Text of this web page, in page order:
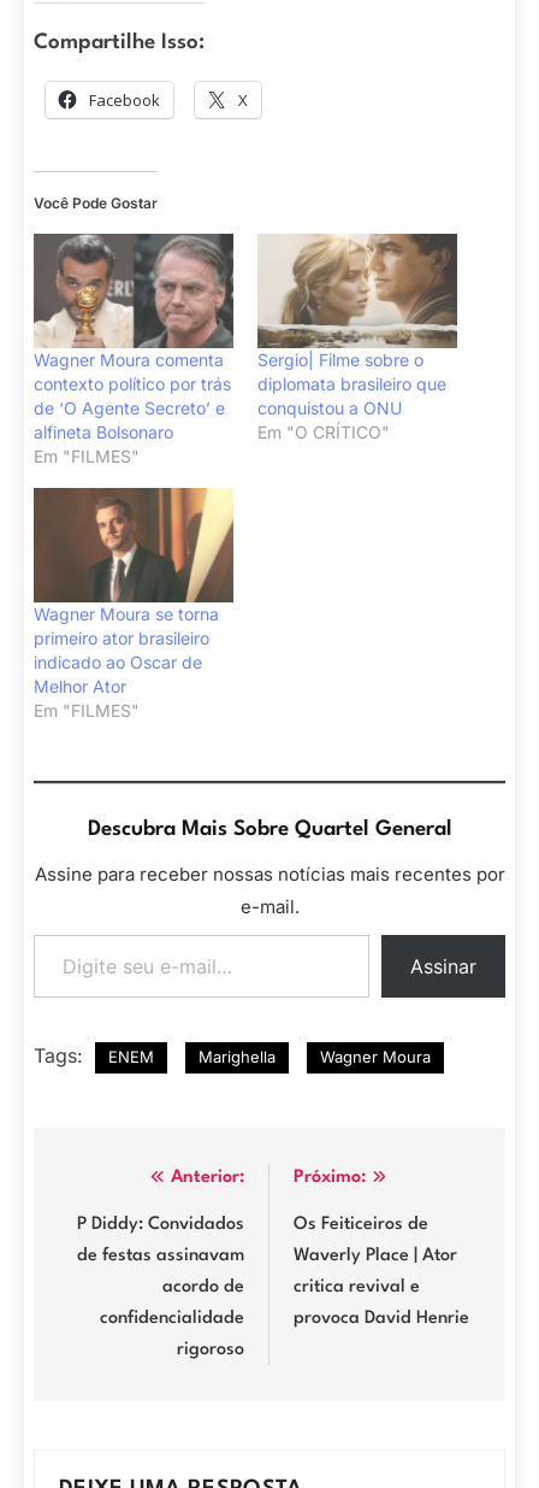
Compartilhe Isso:
Facebook X
Você Pode Gostar
Wagner Moura comenta
contexto político por trás
de ‘O Agente Secreto’ e
alfineta Bolsonaro
Em "FILMES"
Sergio| Filme sobre o
diplomata brasileiro que
conquistou a ONU
Em "O CRÍTICO"
Wagner Moura se torna
primeiro ator brasileiro
indicado ao Oscar de
Melhor Ator
Em "FILMES"
Descubra Mais Sobre Quartel General
Assine para receber nossas notícias mais recentes por
e-mail.
Digite seu e-mail…
Assinar
Tags: ENEM Marighella Wagner Moura
Navegação
de
Post
Anterior:
P Diddy: Convidados
de festas assinavam
acordo de
confidencialidade
rigoroso
Próximo:
Os Feiticeiros de
Waverly Place | Ator
critica revival e
provoca David Henrie